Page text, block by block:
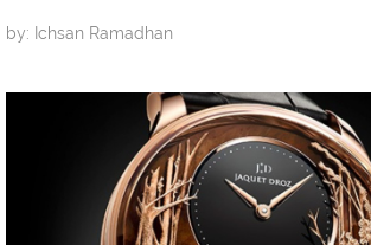
by: Ichsan Ramadhan